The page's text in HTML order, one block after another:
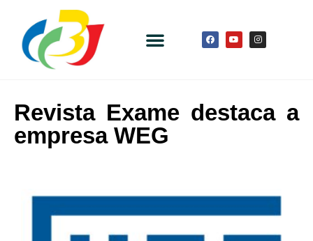
Revista Exame destaca a
empresa WEG